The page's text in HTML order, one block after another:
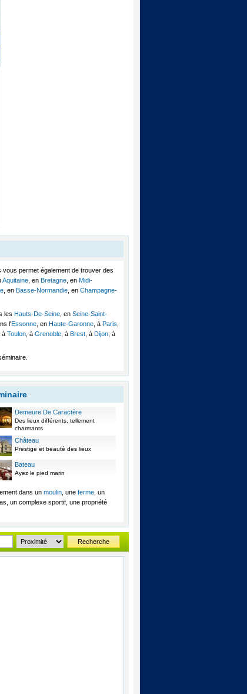
permet également de trouver des
Aquitaine , en Bretagne , en Midi-
, en Basse-Normandie , en Champagne-
les Hauts-De-Seine , en Seine-Saint-
l'Essonne , en Haute-Garonne , à Paris
, à Toulon , à Grenoble , à Brest , à Dijon , à
Demeure De Caractère
Des lieux différents, tellement
charmants
Château
Prestige et beauté des lieux
Bateau
Ayez le pied marin
dans un moulin , une ferme , un
un complexe sportif, une propriété
Recherche